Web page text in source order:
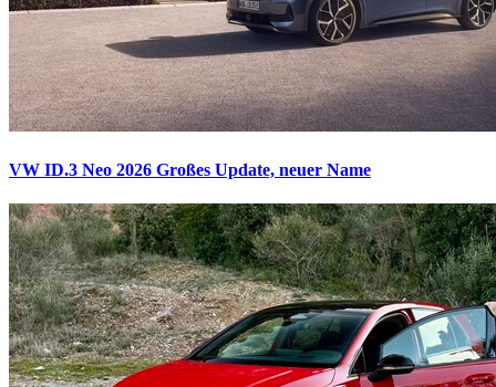
VW ID.3 Neo 2026 Großes Update, neuer Name